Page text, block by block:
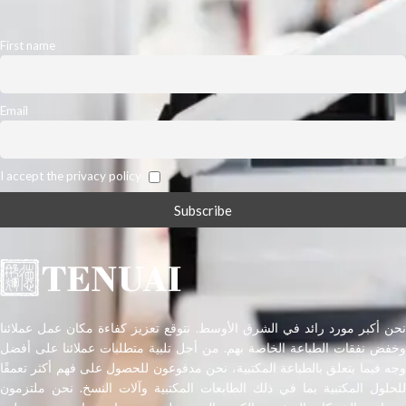
First name
Email
نحن أكبر مورد رائد في الشرق الأوسط. نتوقع تعزيز كفاءة مكان عمل عملائنا
وخفض نفقات الطباعة الخاصة بهم. من أجل تلبية متطلبات عملائنا على أفضل
وجه فيما يتعلق بالطباعة المكتبية، نحن مدفوعون للحصول على فهم أكثر تعمقًا
للحلول المكتبية بما في ذلك الطابعات المكتبية وآلات النسخ. نحن ملتزمون